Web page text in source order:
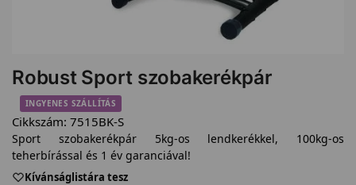
Robust Sport szobakerékpár
INGYENES SZÁLLÍTÁS
Cikkszám: 7515BK-S
Sport szobakerékpár 5kg-os lendkerékkel, 100kg-os
teherbírással és 1 év garanciával!
Kívánságlistára tesz